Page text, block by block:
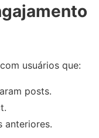
usuários que:
posts.
anteriores.